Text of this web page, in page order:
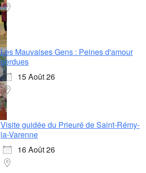
Les Mauvaises Gens : Peines d'amour
perdues
15 Août 26
Visite guidée du Prieuré de Saint-Rémy-
la-Varenne
16 Août 26